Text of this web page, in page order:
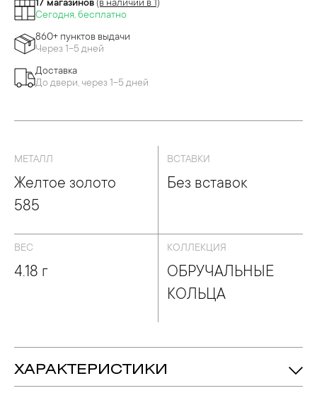
17 магазинов (в наличии в 1)
Сегодня, бесплатно
860+ пунктов выдачи
Через 1-5 дней
Доставка
До двери, через 1-5 дней
МЕТАЛЛ
Желтое золото
585
ВСТАВКИ
Без вставок
ВЕС
4.18 г
КОЛЛЕКЦИЯ
ОБРУЧАЛЬНЫЕ
КОЛЬЦА
ХАРАКТЕРИСТИКИ